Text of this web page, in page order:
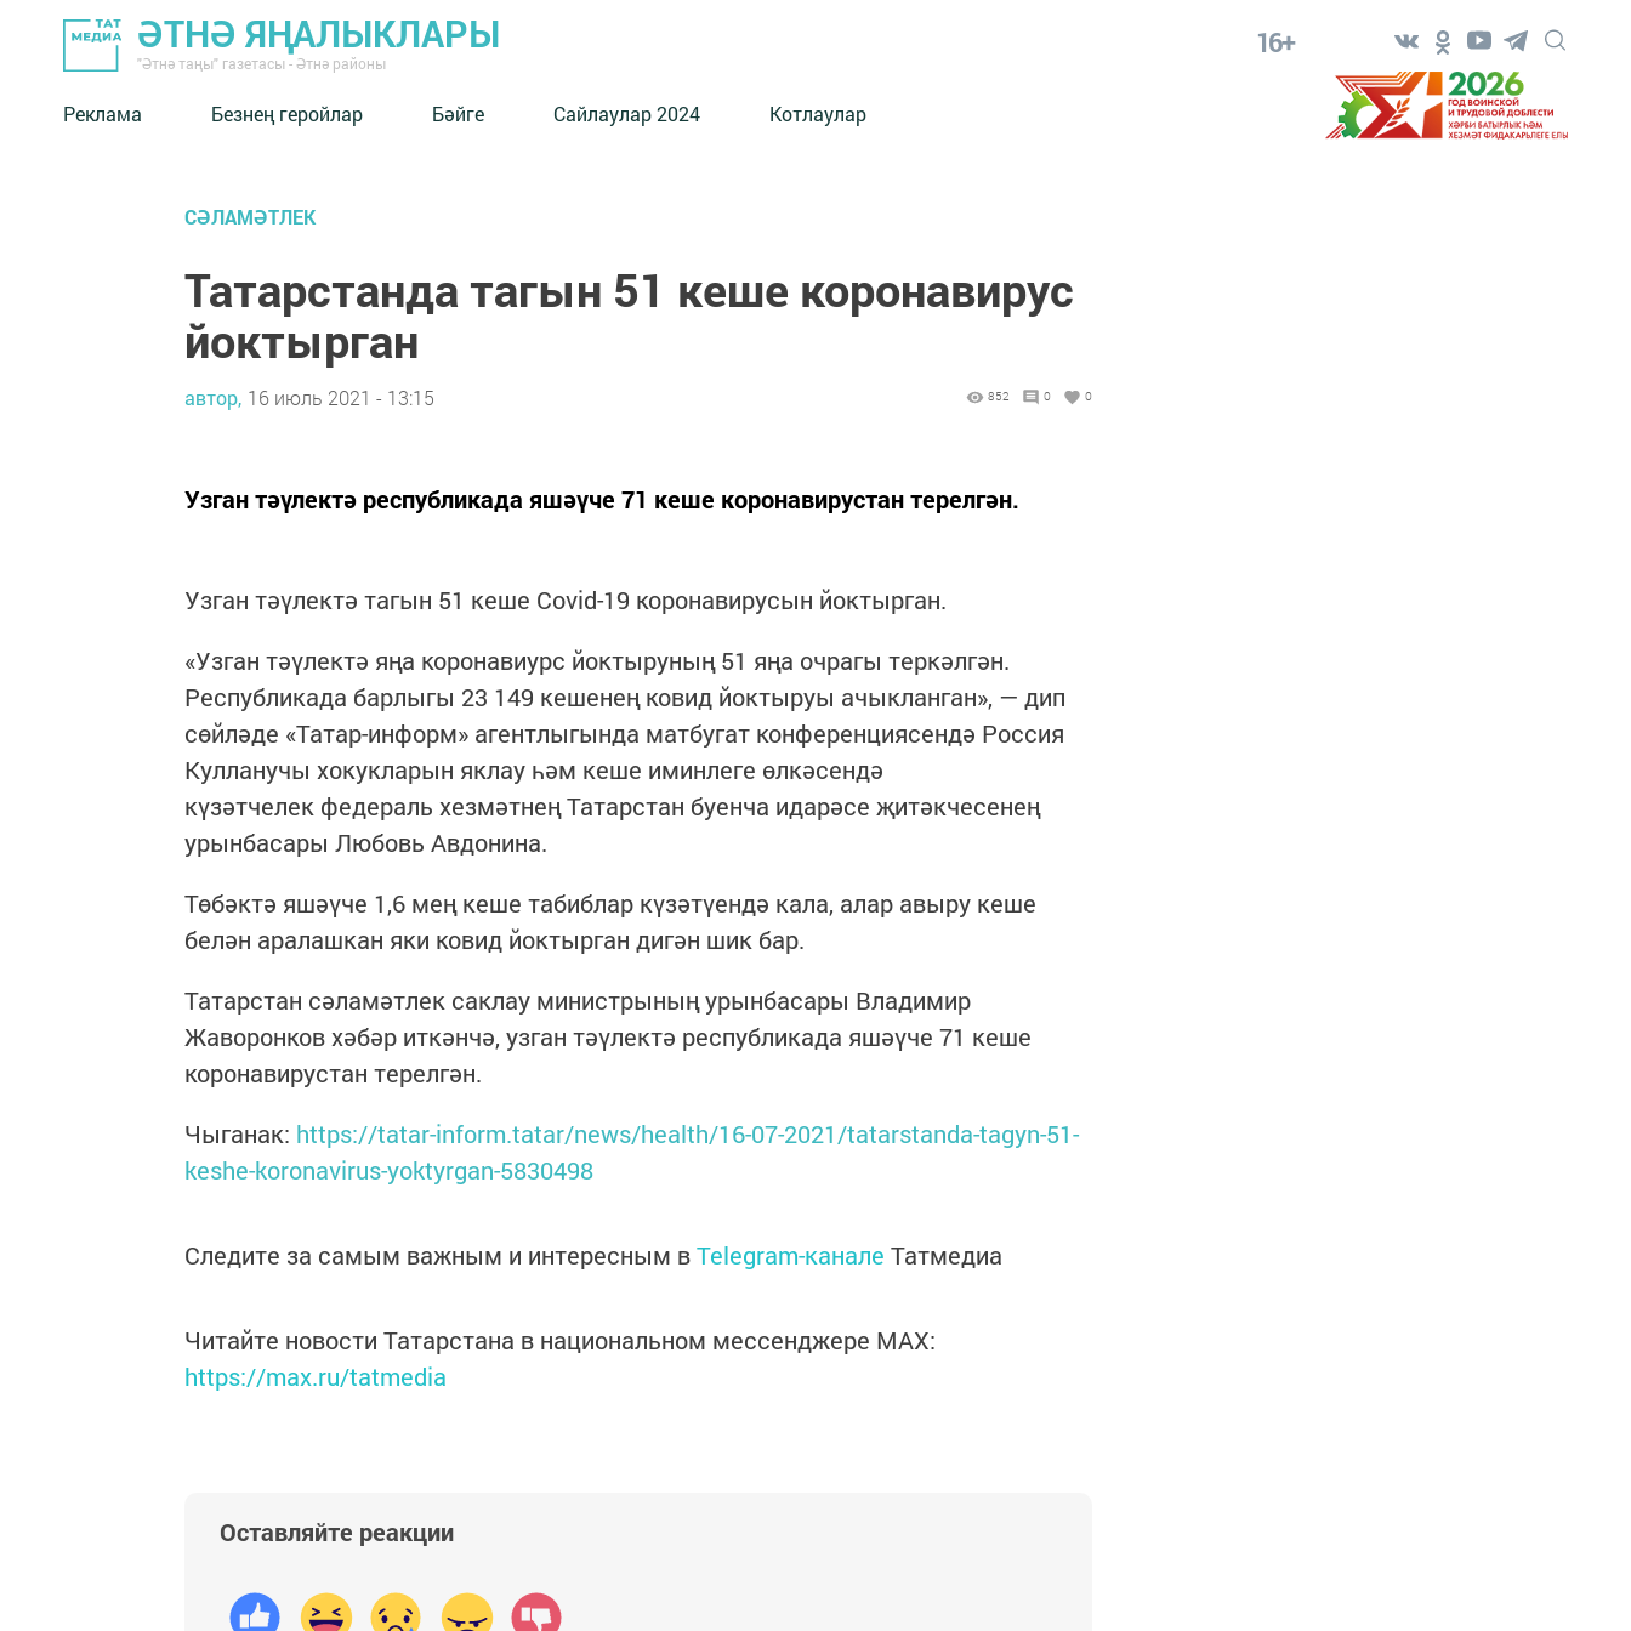
ӘТНӘ ЯҢАЛЫКЛАРЫ
"Әтнә таңы" газетасы - Әтнә районы
16+
Реклама Безнең геройлар Бәйге Сайлаулар 2024 Котлаулар
СӘЛАМӘТЛЕК
Татарстанда тагын 51 кеше коронавирус
йоктырган
автор, 16 июль 2021 - 13:15 852 0 0
Узган тәүлектә республикада яшәүче 71 кеше коронавирустан терелгән.
Узган тәүлектә тагын 51 кеше Covid-19 коронавирусын йоктырган.
«Узган тәүлектә яңа коронавиурс йоктыруның 51 яңа очрагы теркәлгән.
Республикада барлыгы 23 149 кешенең ковид йоктыруы ачыкланган», — дип
сөйләде «Татар-информ» агентлыгында матбугат конференциясендә Россия
Кулланучы хокукларын яклау һәм кеше иминлеге өлкәсендә
күзәтчелек федераль хезмәтнең Татарстан буенча идарәсе җитәкчесенең
урынбасары Любовь Авдонина.
Төбәктә яшәүче 1,6 мең кеше табиблар күзәтүендә кала, алар авыру кеше
белән аралашкан яки ковид йоктырган дигән шик бар.
Татарстан сәламәтлек саклау министрының урынбасары Владимир
Жаворонков хәбәр иткәнчә, узган тәүлектә республикада яшәүче 71 кеше
коронавирустан терелгән.
Чыганак: https://tatar-inform.tatar/news/health/16-07-2021/tatarstanda-tagyn-51-
keshe-koronavirus-yoktyrgan-5830498
Следите за самым важным и интересным вTelegram-канале Татмедиа
Читайте новости Татарстана в национальном мессенджере MАХ:
https://max.ru/tatmedia
Оставляйте реакции